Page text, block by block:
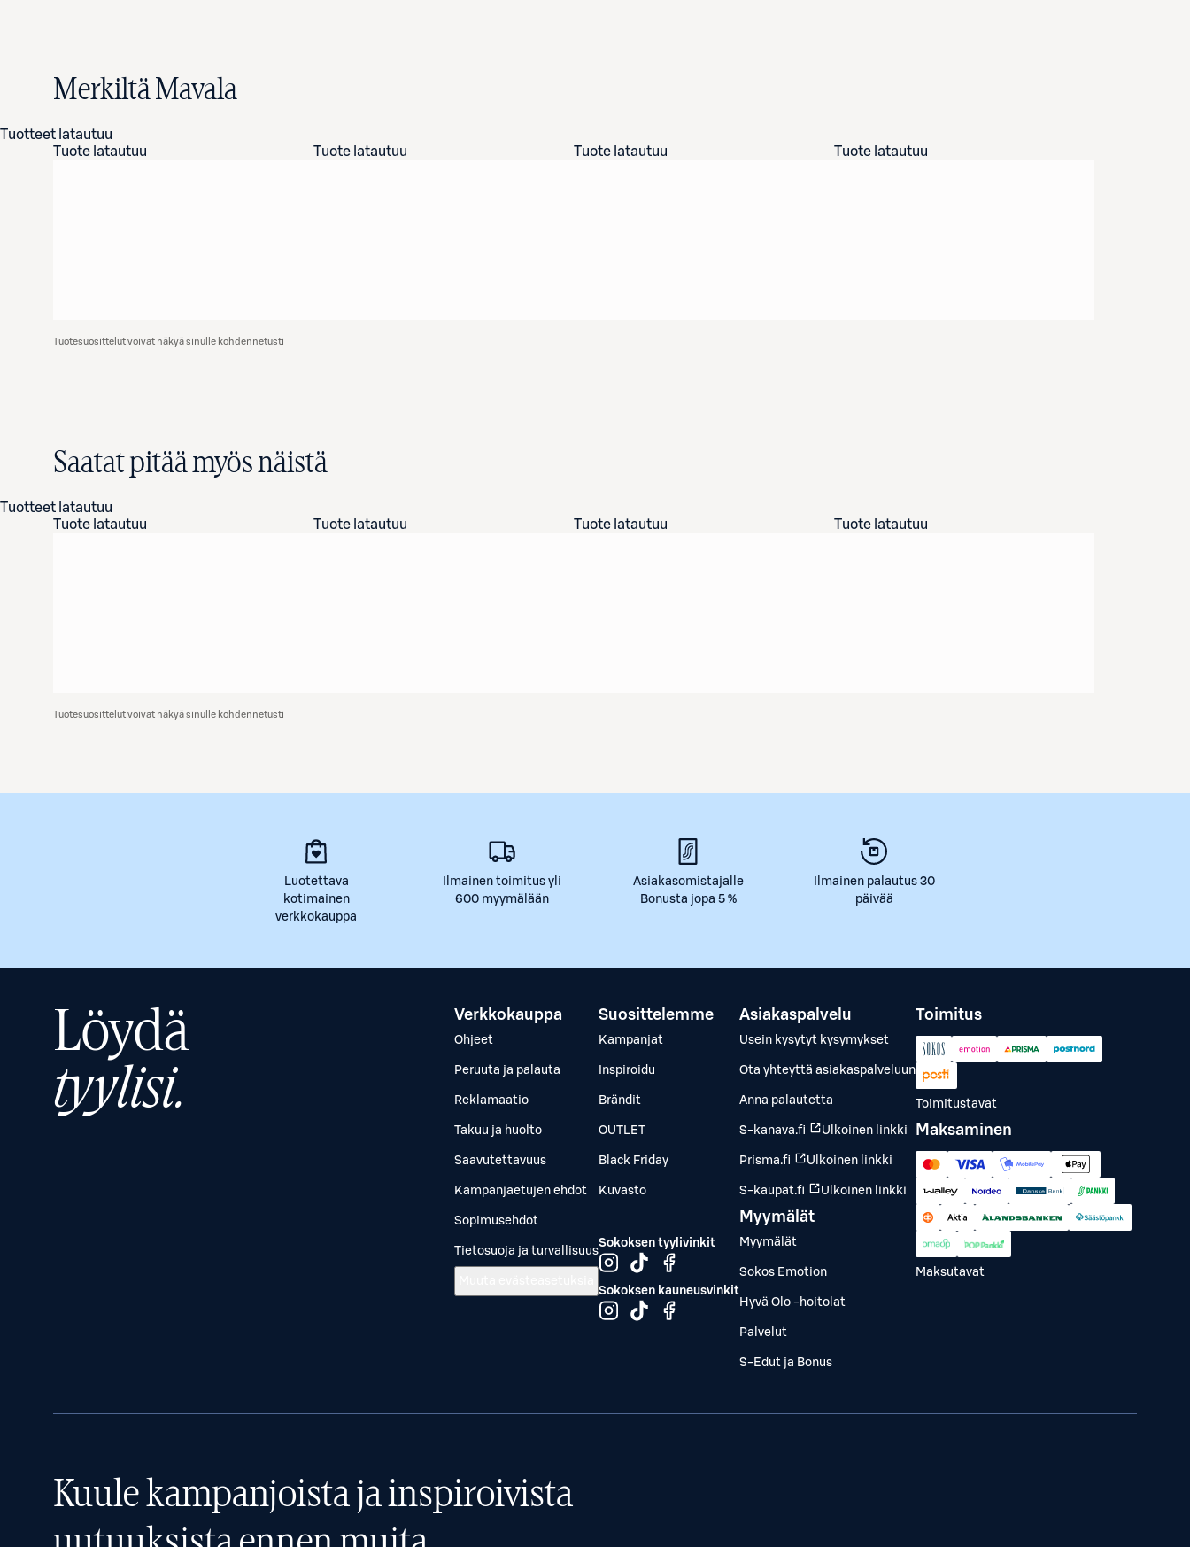
Merkiltä Mavala
Tuotteet latautuu
Tuote latautuu
Tuote latautuu Tuote latautuu Tuote latautuu
Tuotesuosittelut voivat näkyä sinulle kohdennetusti
Saatat pitää myös näistä
Tuotteet latautuu
Tuote latautuu
Tuote latautuu Tuote latautuu Tuote latautuu
Tuotesuosittelut voivat näkyä sinulle kohdennetusti
Luotettava
kotimainen
verkkokauppa
Ilmainen toimitus yli
600 myymälään
Asiakasomistajalle
Bonusta jopa 5 %
Ilmainen palautus 30
päivää
Löydä
tyylisi.
Verkkokauppa
Ohjeet
Peruuta ja palauta
Reklamaatio
Takuu ja huolto
Saavutettavuus
Kampanjaetujen ehdot
Sopimusehdot
Tietosuoja ja turvallisuus
Suosittelemme
Kampanjat
Inspiroidu
Brändit
OUTLET
Black Friday
Kuvasto
Sokoksen tyylivinkit
Sokoksen kauneusvinkit
Asiakaspalvelu
Usein kysytyt kysymykset
Ota yhteyttä asiakaspalveluun
Anna palautetta
S-kanava.fi Ulkoinen linkki
Prisma.fi Ulkoinen linkki
S-kaupat.fi Ulkoinen linkki
Myymälät
Myymälät
Sokos Emotion
Hyvä Olo -hoitolat
Palvelut
S-Edut ja Bonus
Toimitus
Toimitustavat
Maksaminen
Maksutavat
Kuule kampanjoista ja inspiroivista